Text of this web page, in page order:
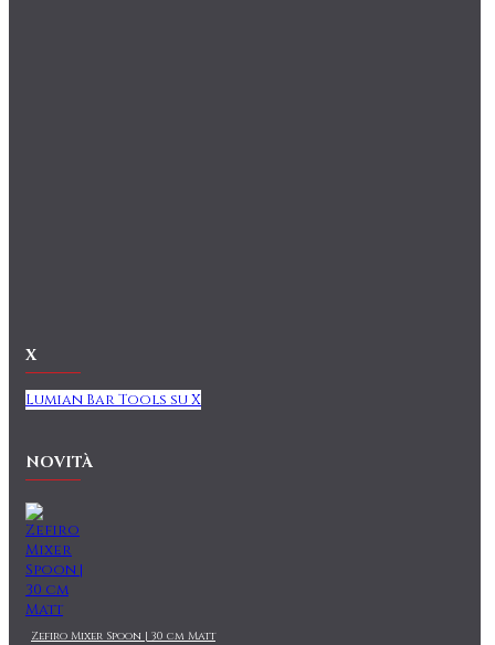
X
Lumian Bar Tools su X
NOVITÀ
Zefiro Mixer Spoon | 30 cm Matt